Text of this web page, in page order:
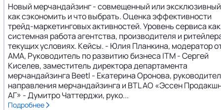
Новый мерчандайзинг - совмещенный или
как сэкономить и что выбрать. Оценка эффективности
трейд-маркетинговых активностей. Уровень сервиса как
системная работа агентства, производителя и
текущих условиях. Кейсы. - Юлия Планкина, модератор
АМА, Руководитель по развитию бизнеса ITM - Сергей
Киселев, заместитель директора департамента
мерчандайзинга Beetl - Екатерина Оронова,
направления мерчандайзинга и BTL АО «Эссен
АГ» - Думитро Чаттерджи, руко...
Подробнее